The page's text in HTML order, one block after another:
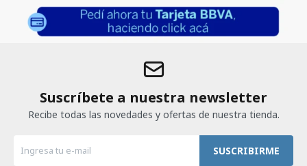
Suscríbete a nuestra newsletter
Recibe todas las novedades y ofertas de nuestra tienda.
SUSCRIBIRME